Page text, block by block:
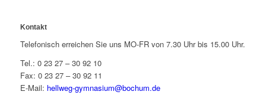
Kontakt
Telefonisch erreichen Sie uns MO-FR von 7.30 Uhr bis 15.00 Uhr.
Tel.: 0 23 27 – 30 92 10
Fax: 0 23 27 – 30 92 11
E-Mail: hellweg-gymnasium@bochum.de